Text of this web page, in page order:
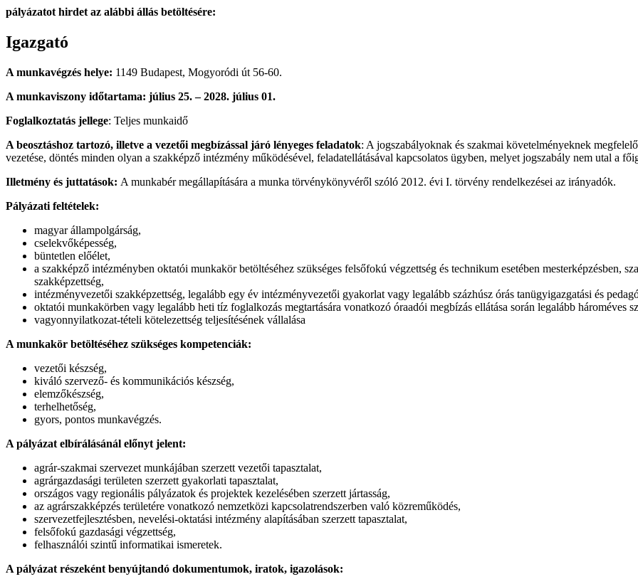
pályázatot hirdet az alábbi állás betöltésére:
Igazgató
A munkavégzés helye: 1149 Budapest, Mogyoródi út 56-60.
A munkaviszony időtartama: július 25. – 2028. július 01.
Foglalkoztatás jellege: Teljes munkaidő
A beosztáshoz tartozó, illetve a vezetői megbízással járó lényeges feladatok: A jogszabályoknak és szakmai követelményeknek
vezetése, döntés minden olyan a szakképző intézmény működésével, feladatellátásával kapcsolatos ügyben, melyet jogszabály nem utal a
Illetmény és juttatások: A munkabér megállapítására a munka törvénykönyvéről szóló 2012. évi I. törvény rendelkezései az irányadók.
Pályázati feltételek:
magyar állampolgárság,
cselekvőképesség,
büntetlen előélet,
a szakképző intézményben oktatói munkakör betöltéséhez szükséges felsőfokú végzettség és technikum esetében mesterképzésben,
szakképzettség,
intézményvezetői szakképzettség, legalább egy év intézményvezetői gyakorlat vagy legalább százhúsz órás tanügyigazgatási és
oktatói munkakörben vagy legalább heti tíz foglalkozás megtartására vonatkozó óraadói megbízás ellátása során legalább hároméves
vagyonnyilatkozat-tételi kötelezettség teljesítésének vállalása
A munkakör betöltéséhez szükséges kompetenciák:
vezetői készség,
kiváló szervező- és kommunikációs készség,
elemzőkészség,
terhelhetőség,
gyors, pontos munkavégzés.
A pályázat elbírálásánál előnyt jelent:
agrár-szakmai szervezet munkájában szerzett vezetői tapasztalat,
agrárgazdasági területen szerzett gyakorlati tapasztalat,
országos vagy regionális pályázatok és projektek kezelésében szerzett jártasság,
az agrárszakképzés területére vonatkozó nemzetközi kapcsolatrendszerben való közreműködés,
szervezetfejlesztésben, nevelési-oktatási intézmény alapításában szerzett tapasztalat,
felsőfokú gazdasági végzettség,
felhasználói szintű informatikai ismeretek.
A pályázat részeként benyújtandó dokumentumok, iratok, igazolások: